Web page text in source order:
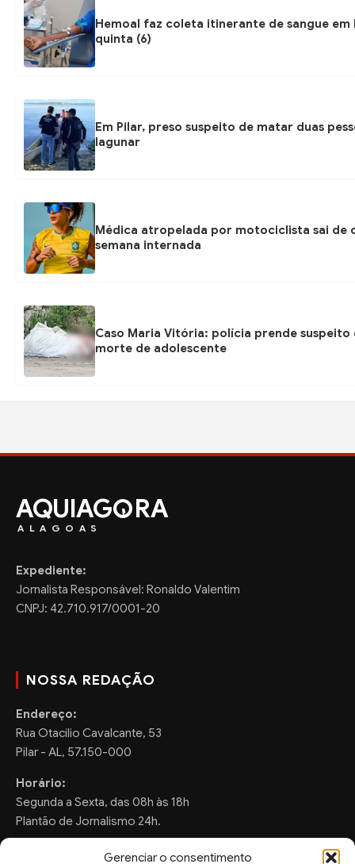
Gerenciar o consentimento
Hemoal faz coleta itinerante de sangue em
quinta (6)
Em Pilar, preso suspeito de matar duas
lagunar
Médica atropelada por motociclista sai de
semana internada
Caso Maria Vitória: polícia prende
morte de adolescente
AQUIAG RA
ALAGOAS
Expediente:
Jornalista Responsável: Ronaldo Valentim
CNPJ: 42.710.917/0001-20
NOSSA REDAÇÃO
Endereço:
Rua Otacilio Cavalcante, 53
Pilar - AL, 57.150-000
Horário:
Segunda a Sexta, das 08h às 18h
Plantão de Jornalismo 24h.